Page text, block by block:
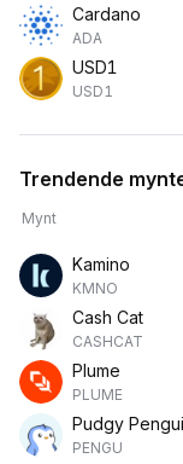
Cardano
ADA
USD1
USD1
Trendende
Mynt
Kamino
KMNO
Cash Cat
CASHCAT
Plume
PLUME
Pudgy
PENGU